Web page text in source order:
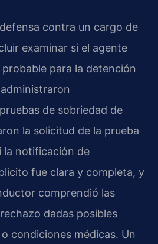
contra un cargo de
examinar si el agente
para la detención
de sobriedad de
la solicitud de la prueba
la notificación de
fue clara y completa, y
comprendió las
dadas posibles
condiciones médicas. Un